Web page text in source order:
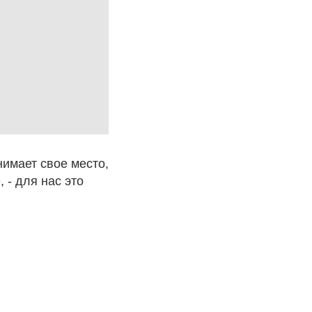
свое место,
- для нас это